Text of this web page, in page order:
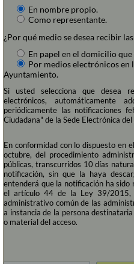
En nombre propio.
Como representante.
¿Por qué medio se desea recibir
En papel en el domicilio
Por medios electrónicos en
Ayuntamiento.
Si usted selecciona que desea
electrónicos, automáticamente
periódicamente las notificaciones
Ciudadana" de la Sede Electrónica
En conformidad con lo dispuesto
octubre, del procedimiento
públicas, transcurridos 10 días
notificación, sin que la haya
entenderá que la notificación ha
el artículo 44 de la Ley 39/2015,
administrativo común de las
a instancia de la persona
o material del acceso.